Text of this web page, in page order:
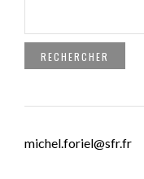
michel.foriel@sfr.fr